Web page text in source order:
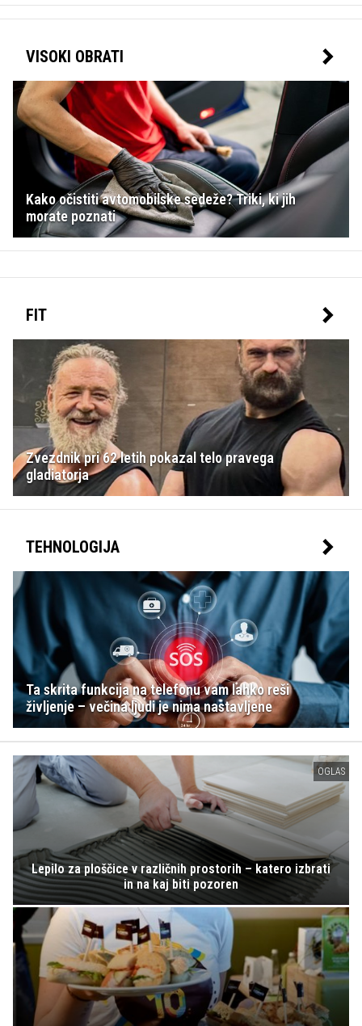
VISOKI OBRATI
Kako očistiti avtomobilske sedeže? Triki, ki jih
morate poznati
FIT
Zvezdnik pri 62 letih pokazal telo pravega
gladiatorja
TEHNOLOGIJA
Ta skrita funkcija na telefonu vam lahko reši
življenje – večina ljudi je nima nastavljene
OGLAS
Lepilo za ploščice v različnih prostorih – katero izbrati
in na kaj biti pozoren